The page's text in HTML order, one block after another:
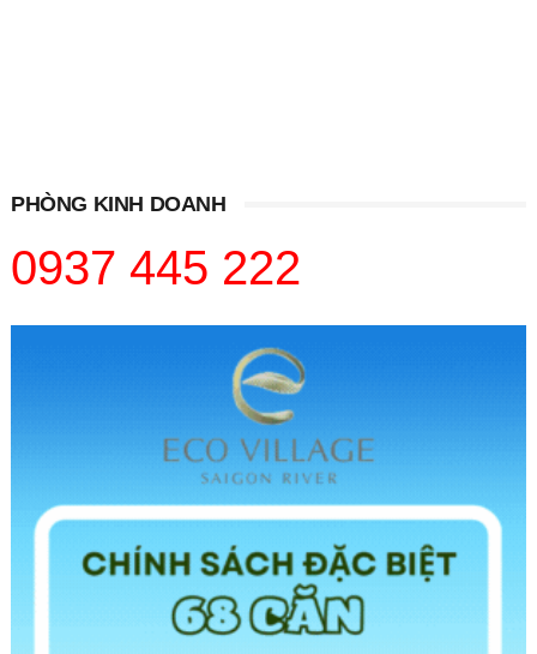
PHÒNG KINH DOANH
0937 445 222